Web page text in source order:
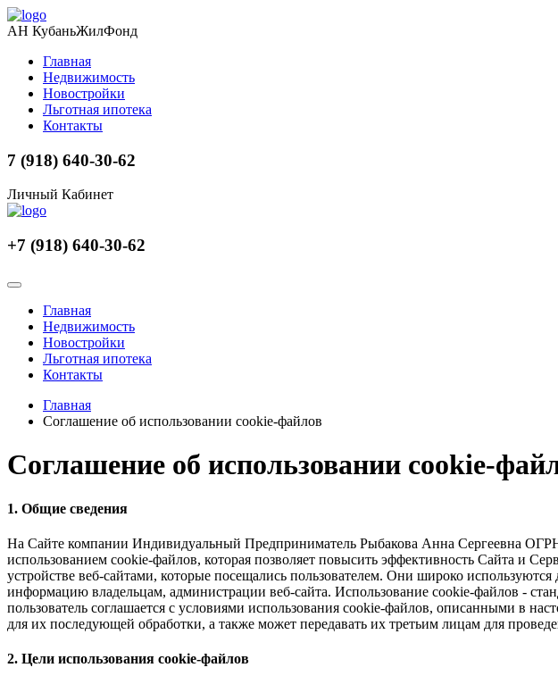
АН КубаньЖилФонд
Главная
Недвижимость
Новостройки
Льготная ипотека
Контакты
7 (918) 640-30-62
Личный Кабинет
+7 (918) 640-30-62
Главная
Недвижимость
Новостройки
Льготная ипотека
Контакты
Главная
Соглашение об использовании cookie-файлов
Соглашение об использовании cookie-
1. Общие сведения
На Сайте компании Индивидуальный Предприниматель Рыбакова Анна Сергеевна
использованием cookie-файлов, которая позволяет повысить эффективность Сайта и
устройстве веб-сайтами, которые посещались пользователем. Они широко
информацию владельцам, администрации веб-сайта. Использование cookie-файлов -
пользователь соглашается с условиями использования cookie-файлов, описанными в
для их последующей обработки, а также может передавать их третьим лицам для
2. Цели использования cookie-файлов